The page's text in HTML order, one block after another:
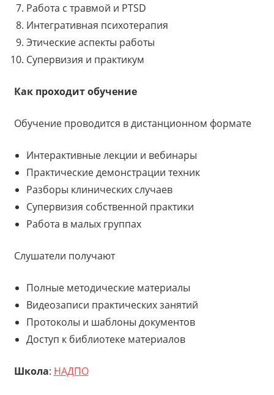
Работа с травмой и PTSD
Интегративная психотерапия
Этические аспекты работы
Супервизия и практикум
Как проходит обучение
Обучение проводится в дистанционном формате
Интерактивные лекции и вебинары
Практические демонстрации техник
Разборы клинических случаев
Супервизия собственной практики
Работа в малых группах
Слушатели получают
Полные методические материалы
Видеозаписи практических занятий
Протоколы и шаблоны документов
Доступ к библиотеке материалов
Школа: НАДПО